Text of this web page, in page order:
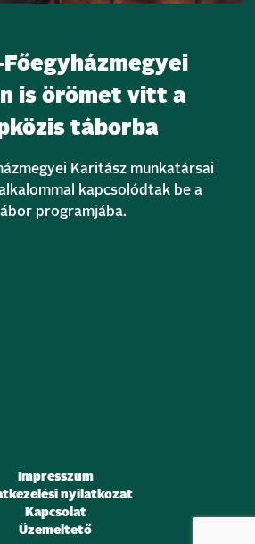
is örömet vitt a
táborba
Karitász munkatársai
kapcsolódtak be a
programjába.
Impresszum
nyilatkozat
Kapcsolat
Üzemeltető